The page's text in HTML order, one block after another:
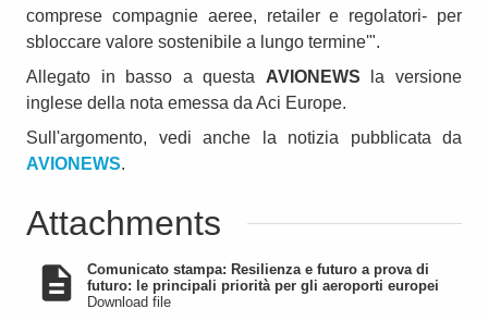
comprese compagnie aeree, retailer e regolatori- per
sbloccare valore sostenibile a lungo termine'".
Allegato in basso a questa AVIONEWS
la versione
inglese della nota emessa da Aci Europe.
Sull'argomento, vedi anche la notizia pubblicata da
AVIONEWS.
Attachments
Comunicato stampa: Resilienza e futuro a prova di
futuro: le principali priorità per gli aeroporti europei
Download file